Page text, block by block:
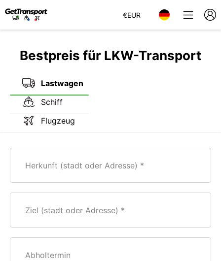
€EUR
Bestpreis für LKW-Transport
Lastwagen
Schiff
Flugzeug
Herkunft (stadt oder Adresse)
Ziel (stadt oder Adresse)
Abholtermin